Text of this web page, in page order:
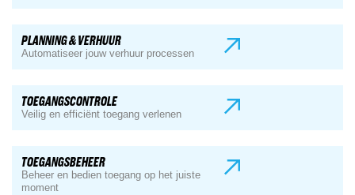
PLANNING & VERHUUR
Automatiseer jouw verhuur processen
TOEGANGSCONTROLE
Veilig en efficiënt toegang verlenen
TOEGANGSBEHEER
Beheer en bedien toegang op het juiste
moment